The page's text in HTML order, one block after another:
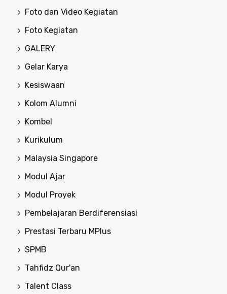
Foto dan Video Kegiatan
Foto Kegiatan
GALERY
Gelar Karya
Kesiswaan
Kolom Alumni
Kombel
Kurikulum
Malaysia Singapore
Modul Ajar
Modul Proyek
Pembelajaran Berdiferensiasi
Prestasi Terbaru MPlus
SPMB
Tahfidz Qur'an
Talent Class